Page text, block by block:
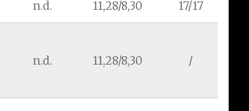
n.d. 11,28/8,30 17/17
n.d. 11,28/8,30 /